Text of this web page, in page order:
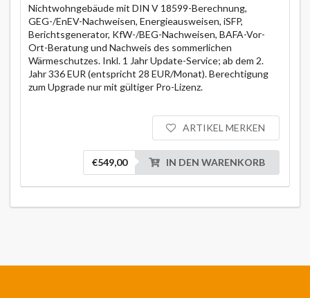
Nichtwohngebäude mit DIN V 18599-Berechnung,
GEG-/EnEV-Nachweisen, Energieausweisen, iSFP,
Berichtsgenerator, KfW-/BEG-Nachweisen, BAFA-Vor-
Ort-Beratung und Nachweis des sommerlichen
Wärmeschutzes. Inkl. 1 Jahr Update-Service; ab dem 2.
Jahr 336 EUR (entspricht 28 EUR/Monat). Berechtigung
zum Upgrade nur mit gültiger Pro-Lizenz.
ARTIKEL MERKEN
€549,00 IN DEN WARENKORB